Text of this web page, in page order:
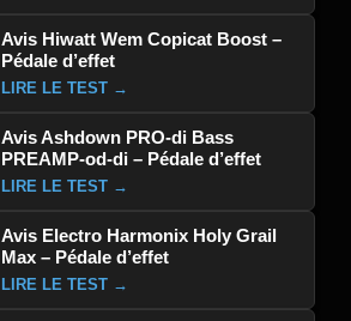
Avis Hiwatt Wem Copicat Boost –
Pédale d’effet
LIRE LE TEST →
Avis Ashdown PRO-di Bass
PREAMP-od-di – Pédale d’effet
LIRE LE TEST →
Avis Electro Harmonix Holy Grail
Max – Pédale d’effet
LIRE LE TEST →